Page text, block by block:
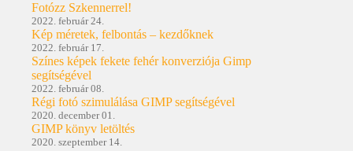
Fotózz Szkennerrel!
2022. február 24.
Kép méretek, felbontás – kezdőknek
2022. február 17.
Színes képek fekete fehér konverziója Gimp
segítségével
2022. február 08.
Régi fotó szimulálása GIMP segítségével
2020. december 01.
GIMP könyv letöltés
2020. szeptember 14.